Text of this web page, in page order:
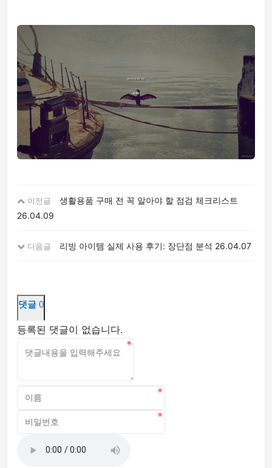
이전글
생활용품 구매 전 꼭 알아야 할 점검 체크리스트
26.04.09
다음글 리빙 아이템 실제 사용 후기: 장단점 분석 26.04.07
댓글 0
등록된 댓글이 없습니다.